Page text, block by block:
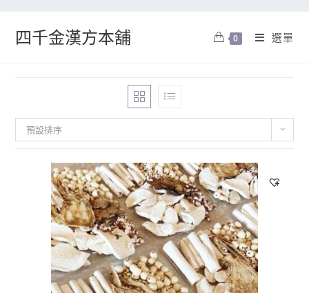
四千金漢方本舖 0 選單
預設排序